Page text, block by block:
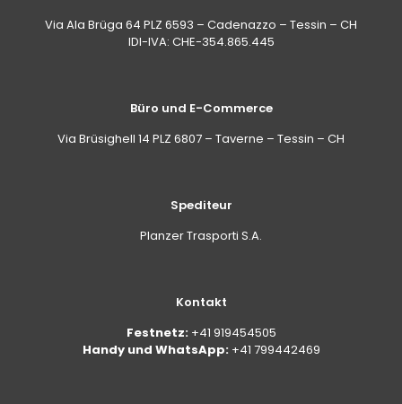
Via Ala Brüga 64 PLZ 6593 – Cadenazzo – Tessin – CH
IDI-IVA: CHE-354.865.445
Büro und E-Commerce
Via Brüsighell 14 PLZ 6807 – Taverne – Tessin – CH
Spediteur
Planzer Trasporti S.A.
Kontakt
Festnetz: +41 919454505
Handy und WhatsApp: +41 799442469